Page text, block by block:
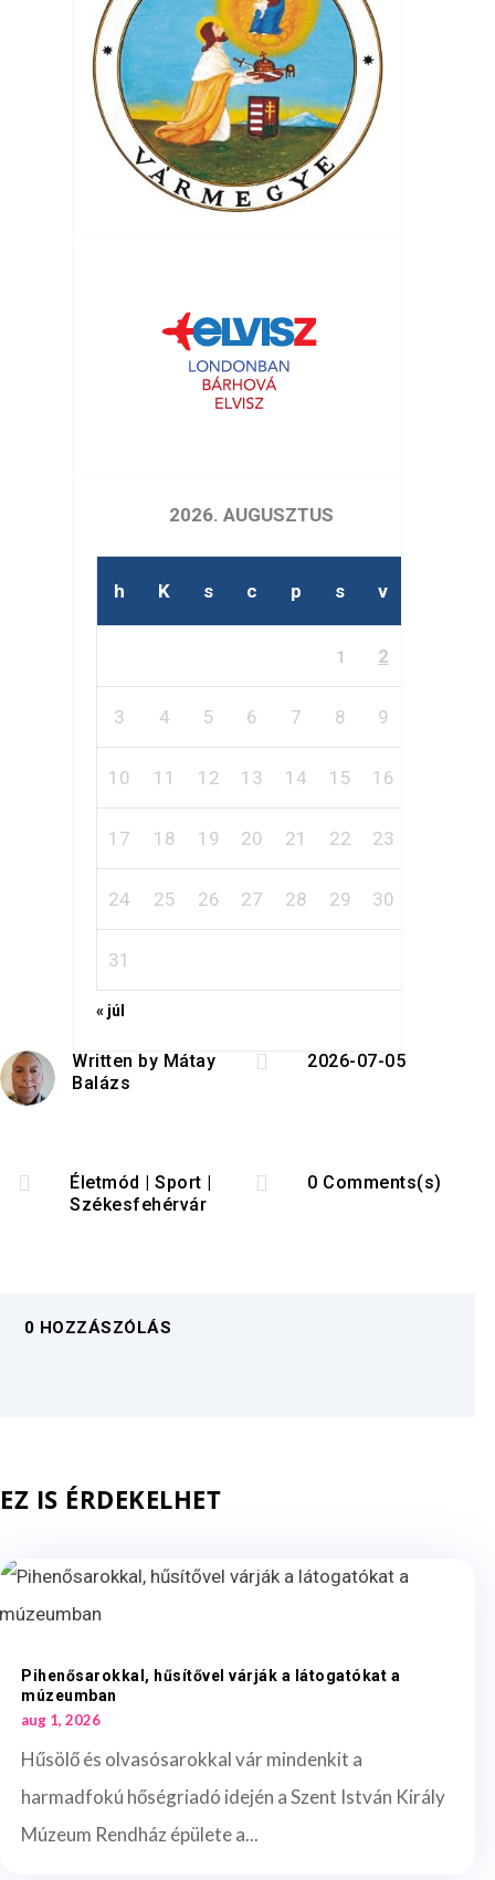
2026. AUGUSZTUS
h K s c p s v
1 2
3 4 5 6 7 8 9
10 11 12 13 14 15 16
17 18 19 20 21 22 23
24 25 26 27 28 29 30
31
« júl
Written by Mátay
Balázs
 2026-07-05
 Életmód |Sport
Székesfehérvár
 0 Comments(s)
0 HOZZÁSZÓLÁS
EZ IS ÉRDEKELHET
Pihenősarokkal, hűsítővel várják a látogatókat a
múzeumban
aug 1, 2026
Hűsölő és olvasósarokkal vár mindenkit a
harmadfokú hőségriadó idején a Szent István Király
Múzeum Rendház épülete a...